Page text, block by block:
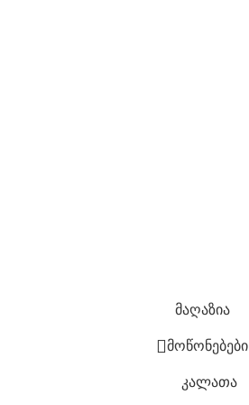
მაღაზია
მოწონებები
კალათა